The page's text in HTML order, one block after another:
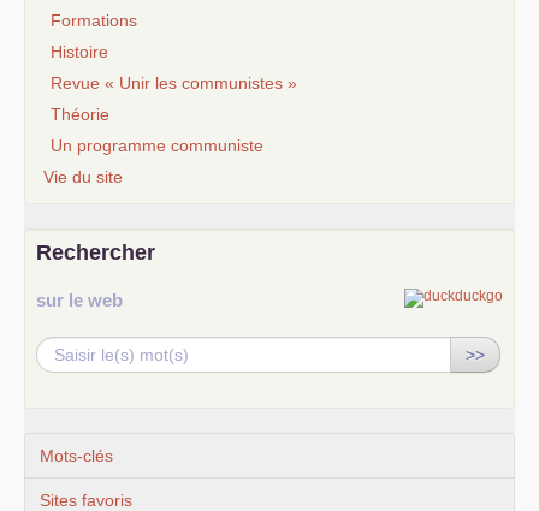
Formations
Histoire
Revue « Unir les communistes »
Théorie
Un programme communiste
Vie du site
Rechercher
sur le web
>>
Mots-clés
Sites favoris